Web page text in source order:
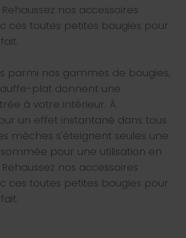
nos accessoires
ces toutes petites bougies pour
parmi nos gammes de bougies,
plat donnent une
à votre intérieur. À
un effet instantané dans tous
mèches s'éteignent seules une
pour une utilisation en
nos accessoires
ces toutes petites bougies pour